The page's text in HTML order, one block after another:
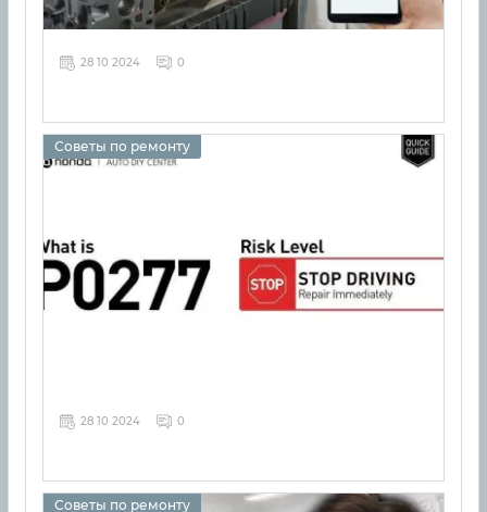
28 10 2024 0
Советы по ремонту
28 10 2024 0
Советы по ремонту